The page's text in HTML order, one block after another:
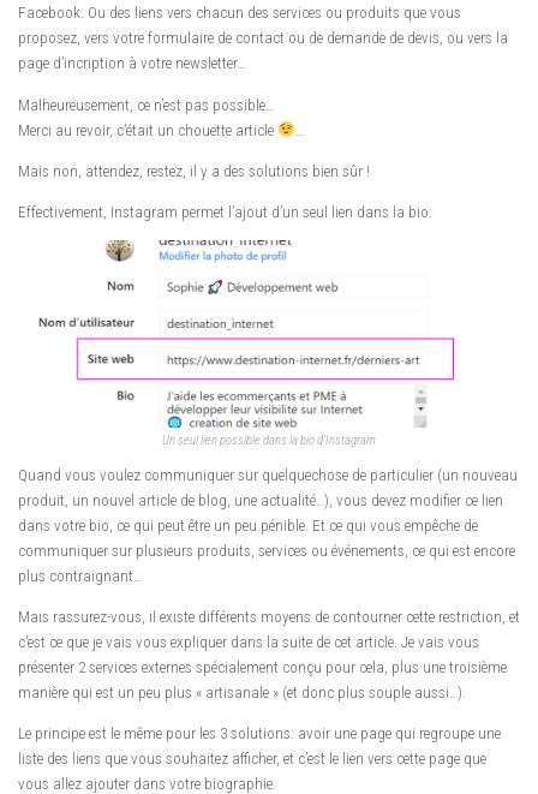
Facebook. Ou des liens vers chacun des services ou produits que vous
proposez, vers votre formulaire de contact ou de demande de devis, ou vers la
page d’incription à votre newsletter…
Malheureusement, ce n’est pas possible…
Merci au revoir, c’était un chouette article
Mais non, attendez, restez, il y a des solutions bien sûr !
Effectivement, Instagram permet l’ajout d’un seul lien dans la bio:
Un seul lien possible dans la bio d’Instagram
Quand vous voulez communiquer sur quelquechose de particulier (un nouveau
produit, un nouvel article de blog, une actualité…), vous devez modifier ce lien
dans votre bio, ce qui peut être un peu pénible. Et ce qui vous empêche de
communiquer sur plusieurs produits, services ou événements, ce qui est encore
plus contraignant…
Mais rassurez-vous, il existe différents moyens de contourner cette restriction, et
c’est ce que je vais vous expliquer dans la suite de cet article. Je vais vous
présenter 2 services externes spécialement conçu pour cela, plus une troisième
manière qui est un peu plus « artisanale » (et donc plus souple aussi…).
Le principe est le même pour les 3 solutions: avoir une page qui regroupe une
liste des liens que vous souhaitez afficher, et c’est le lien vers cette page que
vous allez ajouter dans votre biographie.